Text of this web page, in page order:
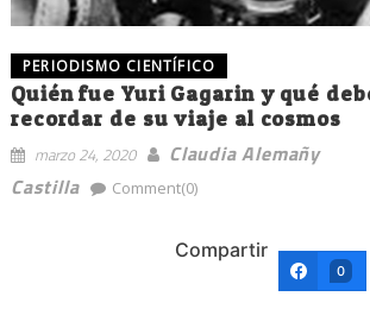
PERIODISMO CIENTÍFICO
Quién fue Yuri Gagarin y qué
recordar de su viaje al cosmos
marzo 24, 2020
Claudia Alemañy
Castilla
Comment(0)
Compartir
0